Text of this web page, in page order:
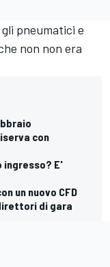
pneumatici e
non non era
con
ingresso? E'
un nuovo CFD
di gara